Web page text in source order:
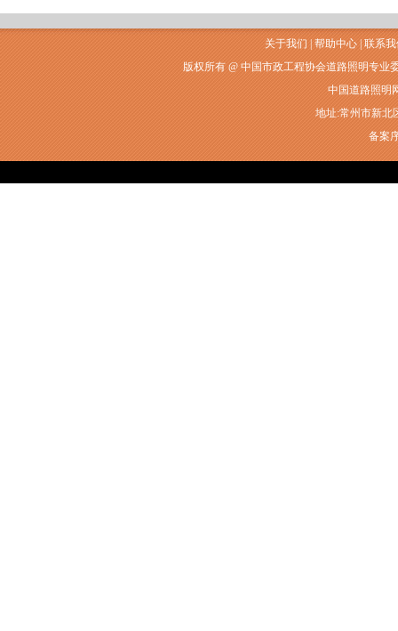
关于我们 帮助中心 联系
版权所有 @ 中国市政工程协会道路照明专
中国道路照明
地址:常州市新北
备案